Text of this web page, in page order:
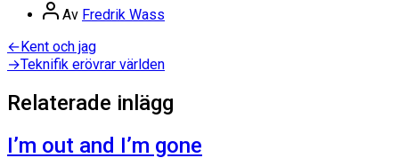
Inläggsförfattare
Av Fredrik Wass
Inläggsnavigering
←Föregående
inlägg:
Kent och jag
→Nästa
Teknifik erövrar världen
Relaterade inlägg
I’m out and I’m gone